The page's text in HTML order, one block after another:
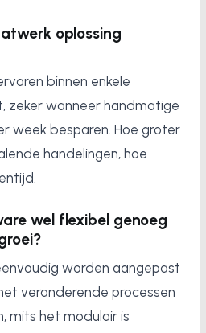
oplossing
binnen enkele
zeker wanneer handmatige
week besparen. Hoe groter
handelingen, hoe
wel flexibel genoeg
worden aangepast
veranderende processen
mits het modulair is